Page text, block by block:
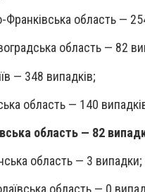
Франківська область —
область — 82
— 348 випадків;
область — 140
область — 82
область — 3 випадки;